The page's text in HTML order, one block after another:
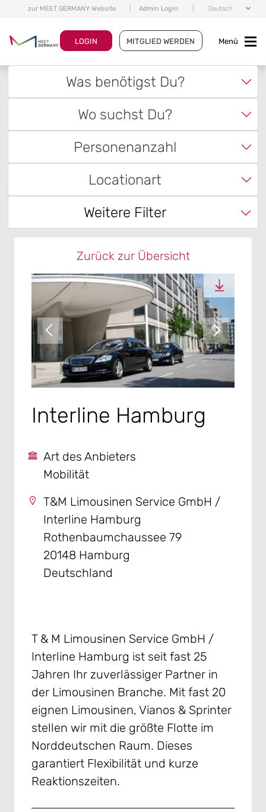
zur MEET GERMANY Website Admin Login Deutsch
LOGIN MITGLIED WERDEN Menü
Was benötigst Du?
Wo suchst Du?
Personenanzahl
Locationart
Weitere Filter
Zurück zur Übersicht
Interline Hamburg
Art des Anbieters
Mobilität
T&M Limousinen Service GmbH /
Interline Hamburg
Rothenbaumchaussee 79
20148 Hamburg
Deutschland
T & M Limousinen Service GmbH /
Interline Hamburg ist seit fast 25
Jahren Ihr zuverlässiger Partner in
der Limousinen Branche. Mit fast 20
eignen Limousinen, Vianos & Sprinter
stellen wir mit die größte Flotte im
Norddeutschen Raum. Dieses
garantiert Flexibilität und kurze
Reaktionszeiten.